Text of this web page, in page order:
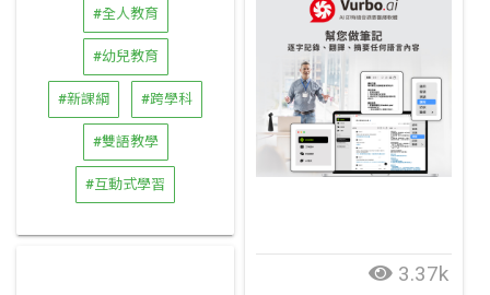
#全人教育
#幼兒教育
#新課綱 #跨學科
#雙語教學
#互動式學習
3.37k